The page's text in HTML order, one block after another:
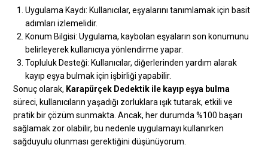
Uygulama Kaydı: Kullanıcılar, eşyalarını tanımlamak için basit
adımları izlemelidir.
Konum Bilgisi: Uygulama, kaybolan eşyaların son konumunu
belirleyerek kullanıcıya yönlendirme yapar.
Topluluk Desteği: Kullanıcılar, diğerlerinden yardım alarak
kayıp eşya bulmak için işbirliği yapabilir.
Sonuç olarak, Karapürçek Dedektik ile kayıp eşya bulma
süreci, kullanıcıların yaşadığı zorluklara ışık tutarak, etkili ve
pratik bir çözüm sunmakta. Ancak, her durumda %100 başarı
sağlamak zor olabilir, bu nedenle uygulamayı kullanırken
sağduyulu olunması gerektiğini düşünüyorum.